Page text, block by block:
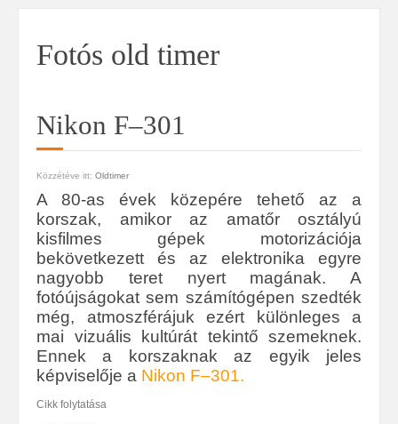
Fotós old timer
Nikon F–301
Közzétéve itt: Oldtimer
A 80-as évek közepére tehető az a
korszak, amikor az amatőr osztályú
kisfilmes gépek motorizációja
bekövetkezett és az elektronika egyre
nagyobb teret nyert magának. A
fotóújságokat sem számítógépen szedték
még, atmoszférájuk ezért különleges a
mai vizuális kultúrát tekintő szemeknek.
Ennek a korszaknak az egyik jeles
képviselője a Nikon F–301.
Cikk folytatása